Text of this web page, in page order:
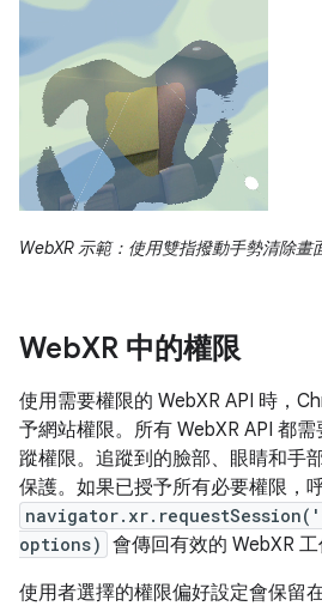
WebXR 示範：使用雙指撥動手勢清除畫
WebXR 中的權限
使用需要權限的 WebXR API 時，
予網站權限。所有 WebXR API 都
蹤權限。追蹤到的臉部、眼睛和手
保護。如果已授予所有必要權限，
options) 會傳回有效的 WebXR 工
使用者選擇的權限偏好設定會保留